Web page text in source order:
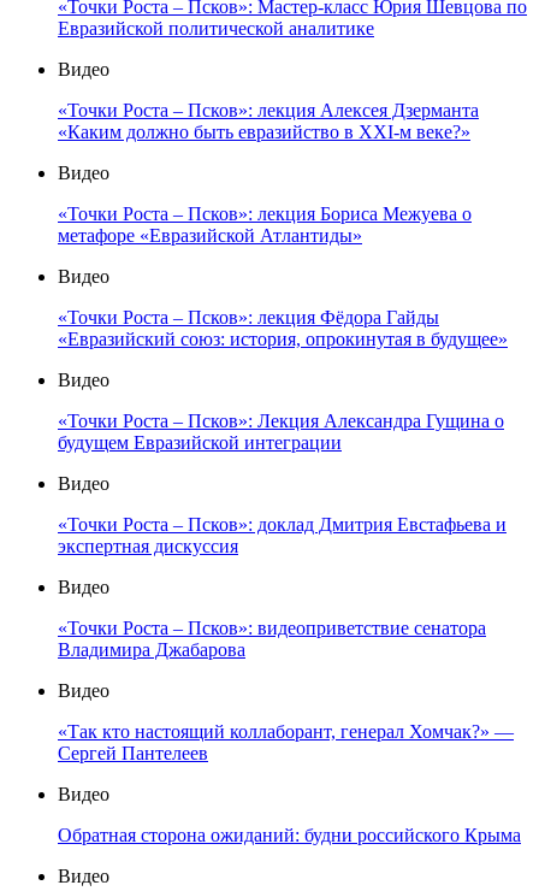
«Точки Роста – Псков»: Мастер-класс Юрия Шевцова по
Евразийской политической аналитике
Видео
«Точки Роста – Псков»: лекция Алексея Дзерманта
«Каким должно быть евразийство в XXI-м веке?»
Видео
«Точки Роста – Псков»: лекция Бориса Межуева о
метафоре «Евразийской Атлантиды»
Видео
«Точки Роста – Псков»: лекция Фёдора Гайды
«Евразийский союз: история, опрокинутая в будущее»
Видео
«Точки Роста – Псков»: Лекция Александра Гущина о
будущем Евразийской интеграции
Видео
«Точки Роста – Псков»: доклад Дмитрия Евстафьева и
экспертная дискуссия
Видео
«Точки Роста – Псков»: видеоприветствие сенатора
Владимира Джабарова
Видео
«Так кто настоящий коллаборант, генерал Хомчак?» —
Сергей Пантелеев
Видео
Обратная сторона ожиданий: будни российского Крыма
Видео